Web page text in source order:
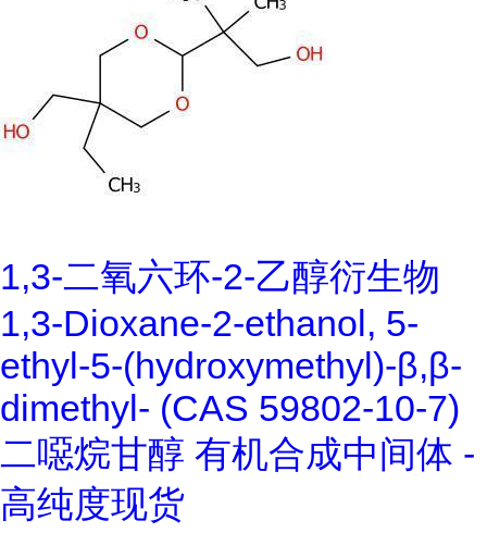
1,3-二氧六环-2-乙醇衍生物
1,3-Dioxane-2-ethanol, 5-
ethyl-5-(hydroxymethyl)-β,β-
dimethyl- (CAS 59802-10-7)
二噁烷甘醇 有机合成中间体 -
高纯度现货